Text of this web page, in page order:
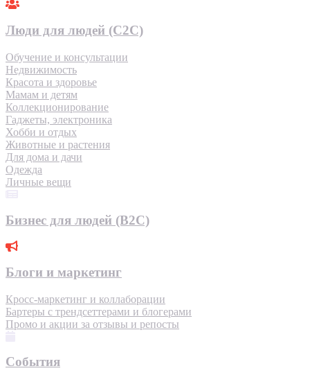
Люди для людей (С2С)
Обучение и консультации
Недвижимость
Красота и здоровье
Мамам и детям
Коллекционирование
Гаджеты, электроника
Хобби и отдых
Животные и растения
Для дома и дачи
Одежда
Личные вещи
Бизнес для людей (B2C)
Блоги и маркетинг
Кросс-маркетинг и коллаборации
Бартеры с трендсеттерами и блогерами
Промо и акции за отзывы и репосты
События